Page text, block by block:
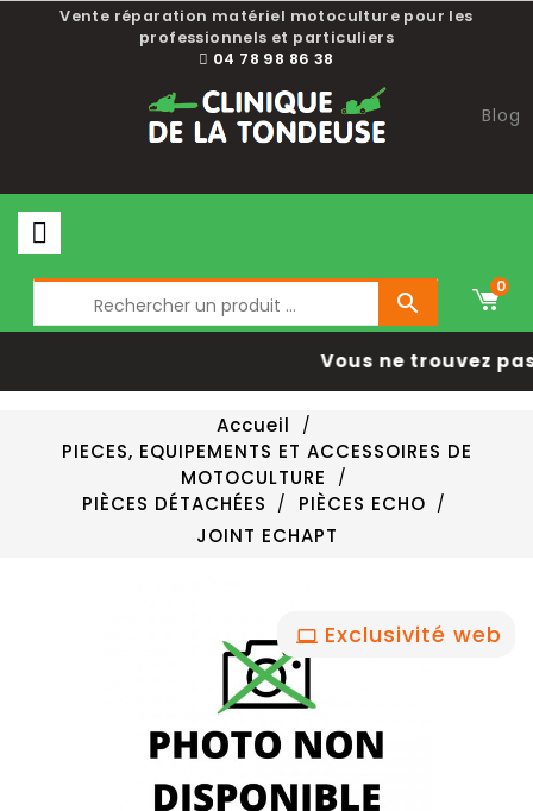
Vente réparation matériel motoculture pour les
professionnels et particuliers
04 78 98 86 38
Blog

0
Vous ne trouvez
Accueil
PIECES, EQUIPEMENTS ET ACCESSOIRES DE
MOTOCULTURE
PIÈCES DÉTACHÉES
PIÈCES ECHO
JOINT ECHAPT
Exclusivité web